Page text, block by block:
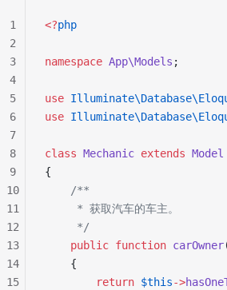
<?php
namespace App\Models ;
use
use
class Mechanic extends Model
{
    /**
     * 获取汽车的车主。
     */
    public
function carOwner
    {
        return
$this->
1
2
3
4
5
6
7
8
9
10
11
12
13
14
15